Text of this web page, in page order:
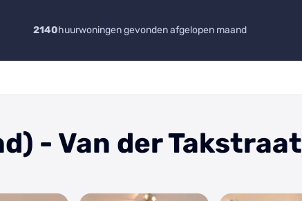
2140huurwoningen gevonden afgelopen maand
- Van der Takstraat